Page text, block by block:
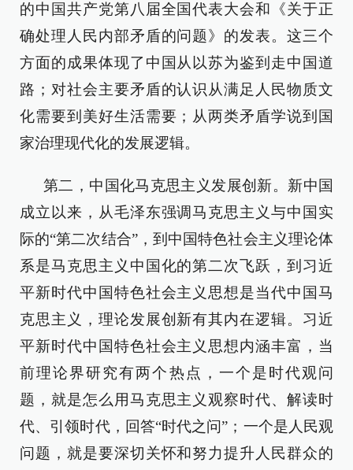
的中国共产党第八届全国代表大会和《关于正
确处理人民内部矛盾的问题》的发表。这三个
方面的成果体现了中国从以苏为鉴到走中国道
路；对社会主要矛盾的认识从满足人民物质文
化需要到美好生活需要；从两类矛盾学说到国
家治理现代化的发展逻辑。
第二，中国化马克思主义发展创新。新中国
成立以来，从毛泽东强调马克思主义与中国实
际的“第二次结合”，到中国特色社会主义理论体
系是马克思主义中国化的第二次飞跃，到习近
平新时代中国特色社会主义思想是当代中国马
克思主义，理论发展创新有其内在逻辑。习近
平新时代中国特色社会主义思想内涵丰富，当
前理论界研究有两个热点，一个是时代观问
题，就是怎么用马克思主义观察时代、解读时
代、引领时代，回答“时代之问”；一个是人民观
问题，就是要深切关怀和努力提升人民群众的